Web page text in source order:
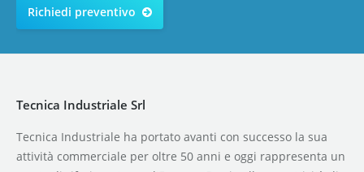
Richiedi preventivo
Tecnica Industriale Srl
Tecnica Industriale ha portato avanti con successo la sua
attività commerciale per oltre 50 anni e oggi rappresenta un